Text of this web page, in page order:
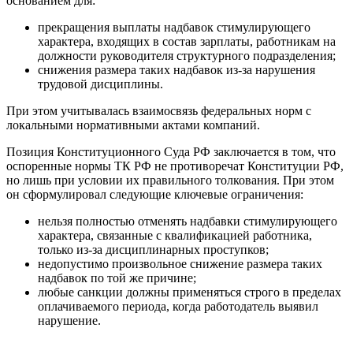
прекращения выплаты надбавок стимулирующего
характера, входящих в состав зарплаты, работникам на
должности руководителя структурного подразделения;
снижения размера таких надбавок из-за нарушения
трудовой дисциплины.
При этом учитывалась взаимосвязь федеральных норм с
локальными нормативными актами компаний.
Позиция Конституционного Суда РФ заключается в том, что
оспоренные нормы ТК РФ не противоречат Конституции РФ,
но лишь при условии их правильного толкования. При этом
он сформулировал следующие ключевые ограничения:
нельзя полностью отменять надбавки стимулирующего
характера, связанные с квалификацией работника,
только из-за дисциплинарных проступков;
недопустимо произвольное снижение размера таких
надбавок по той же причине;
любые санкции должны применяться строго в пределах
оплачиваемого периода, когда работодатель выявил
нарушение.